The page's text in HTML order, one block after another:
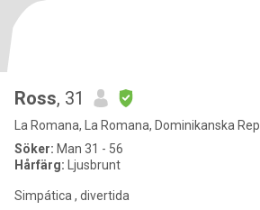
Ross, 31
La Romana, La Romana, Dominikanska Rep.
Söker: Man 31 - 56
Hårfärg: Ljusbrunt
Simpática , divertida